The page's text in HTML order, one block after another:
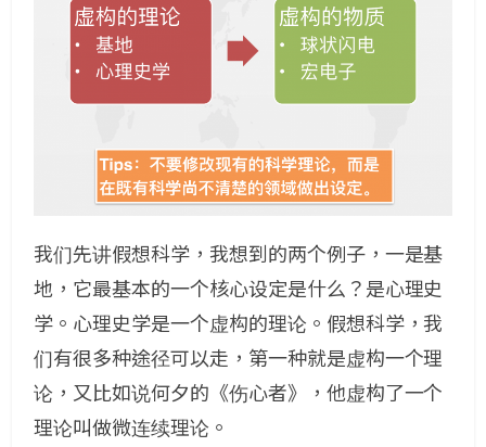
我们先讲假想科学，我想到的两个例子，一是基
地，它最基本的一个核心设定是什么？是心理史
学。心理史学是一个虚构的理论。假想科学，我
们有很多种途径可以走，第一种就是虚构一个理
论，又比如说何夕的《伤心者》，他虚构了一个
理论叫做微连续理论。